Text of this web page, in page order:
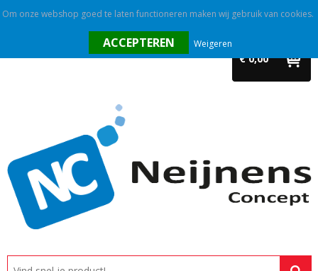
€ 0,00
Promotietextiel
Tassen
Alle categorieën
Custom made
Om onze webshop goed te laten functioneren maken wij gebruik van cookies.
Weigeren